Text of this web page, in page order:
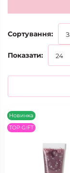
Сортування:
Показати:
Новинка
TOP GIFT